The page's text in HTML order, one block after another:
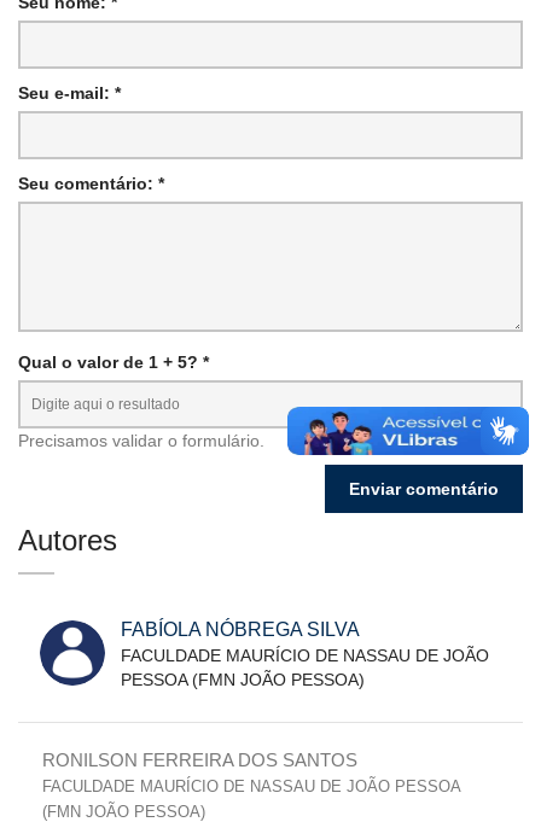
Seu e-mail: *
Seu comentário: *
Qual o valor de 1 + 5? *
Precisamos validar o formulário.
Autores
FABÍOLA NÓBREGA SILVA
FACULDADE MAURÍCIO DE NASSAU DE JOÃO
PESSOA (FMN JOÃO PESSOA)
RONILSON FERREIRA DOS SANTOS
FACULDADE MAURÍCIO DE NASSAU DE JOÃO PESSOA
(FMN JOÃO PESSOA)